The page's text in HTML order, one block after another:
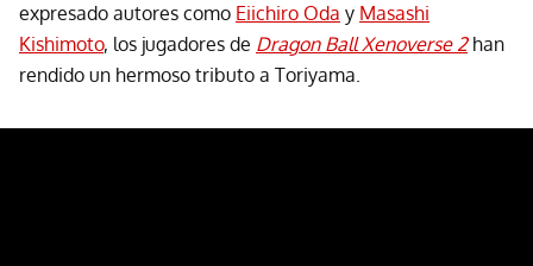
expresado autores como Eiichiro Oda y Masashi
Kishimoto, los jugadores de Dragon Ball Xenoverse 2han
rendido un hermoso tributo a Toriyama.